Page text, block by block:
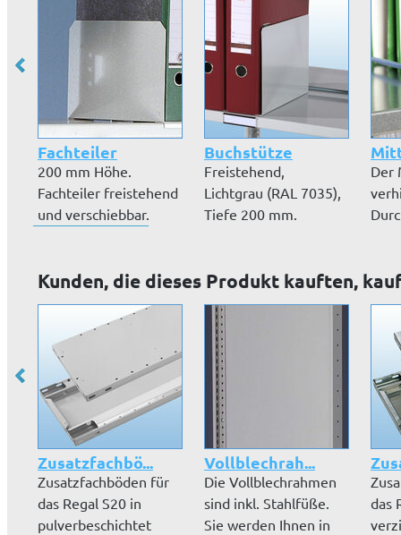
Fachteiler
200 mm Höhe.
Fachteiler freistehend
und verschiebbar.
Buchstütze
Freistehend,
Lichtgrau (RAL 7035),
Tiefe 200 mm.
Der
Kunden, die dieses Produkt kauften,
Zusatzfachbö...
Zusatzfachböden für
das Regal S20 in
pulverbeschichtet
Vollblechrah...
Die Vollblechrahmen
sind inkl. Stahlfüße.
Sie werden Ihnen in
das